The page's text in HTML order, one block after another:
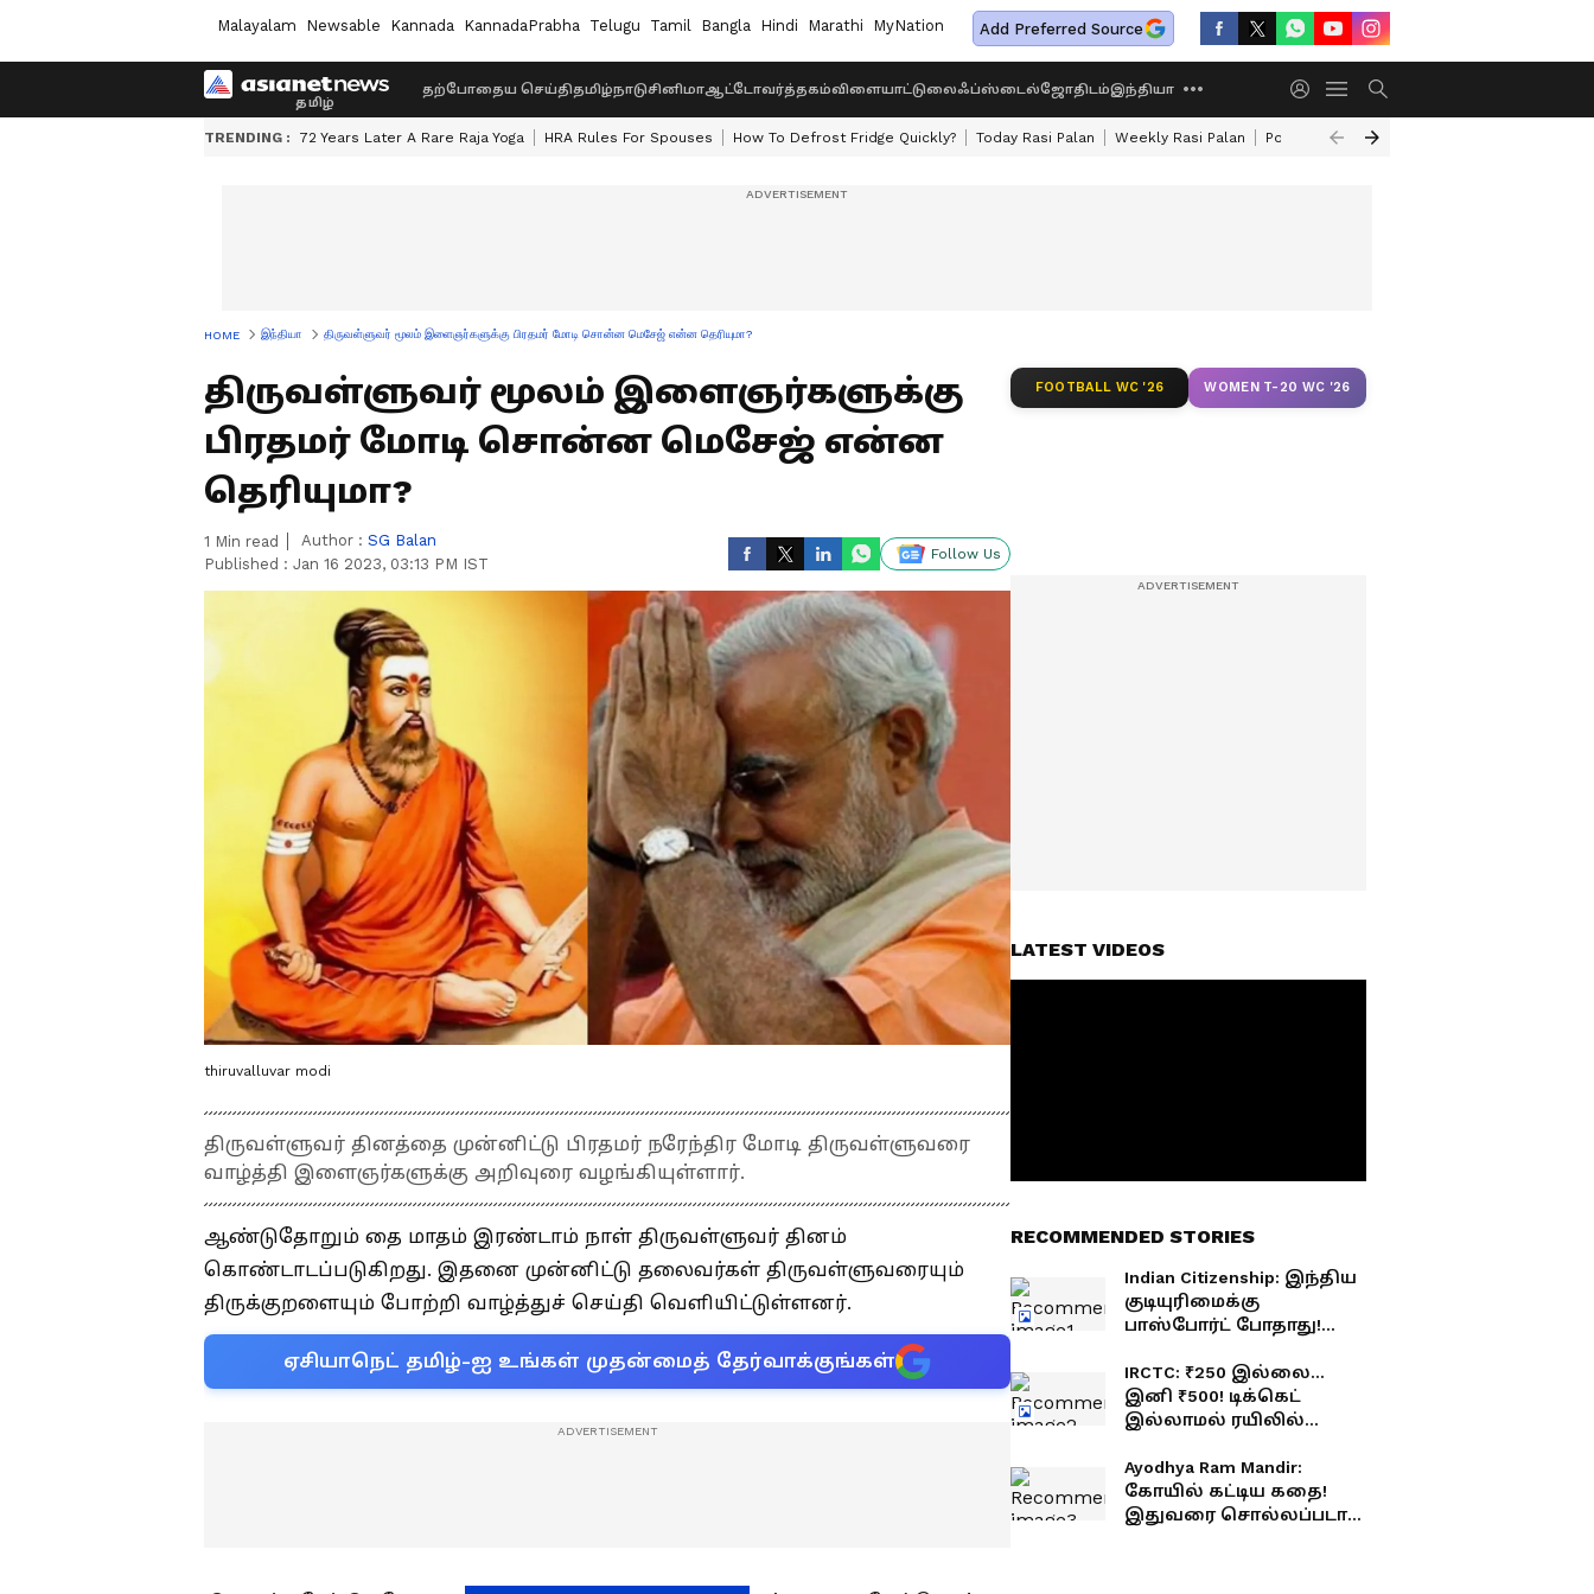
Malayalam Newsable Kannada KannadaPrabha Telugu Tamil Bangla Hindi Marathi MyNation Add Preferred Source
தற்போதைய செய்திதமிழ்நாடுசினிமாஆட்டோவர்த்தகம்விளையாட்டுலைஃப்ஸ்டைல்ஜோதிடம்இந்தியா
TRENDING : 72 Years Later A Rare Raja Yoga HRA Rules For Spouses How To Defrost Fridge Quickly? Today Rasi Palan Weekly Rasi Palan Powerful Rahu Transit
HOME இந்தியா திருவள்ளுவர் மூலம் இளைஞர்களுக்கு பிரதமர் மோடி சொன்ன மெசேஜ் என்ன தெரியுமா?
திருவள்ளுவர் மூலம் இளைஞர்களுக்கு
பிரதமர் மோடி சொன்ன மெசேஜ் என்ன
தெரியுமா?
1 Min read Author : SG Balan
Published : Jan 16 2023, 03:13 PM IST
Follow Us
thiruvalluvar modi
திருவள்ளுவர் தினத்தை முன்னிட்டு பிரதமர் நரேந்திர மோடி திருவள்ளுவரை
வாழ்த்தி இளைஞர்களுக்கு அறிவுரை வழங்கியுள்ளார்.
ஆண்டுதோறும் தை மாதம் இரண்டாம் நாள் திருவள்ளுவர் தினம்
கொண்டாடப்படுகிறது. இதனை முன்னிட்டு தலைவர்கள் திருவள்ளுவரையும்
திருக்குறளையும் போற்றி வாழ்த்துச் செய்தி வெளியிட்டுள்ளனர்.
ஏசியாநெட் தமிழ்-ஐ உங்கள் முதன்மைத் தேர்வாக்குங்கள்
FOOTBALL WC '26 WOMEN T-20 WC '26
LATEST VIDEOS
RECOMMENDED STORIES
Indian Citizenship: இந்திய
குடியுரிமைக்கு
பாஸ்போர்ட் போதாது!
எது தெரியுமா?"
IRCTC: ₹250 இல்லை...
இனி ₹500! டிக்கெட்
இல்லாமல் ரயிலில்
காத்திருக்கும் அதிரடி
அபராதம்
Ayodhya Ram Mandir:
கோயில் கட்டிய கதை!
இதுவரை சொல்லப்படாத